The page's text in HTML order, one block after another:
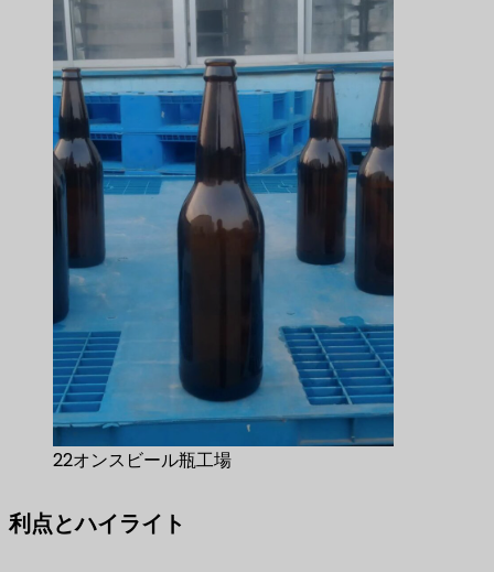
22オンスビール瓶工場
利点とハイライト